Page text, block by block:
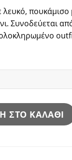
λευκό,
Συνοδεύεται
ΣΤΟ ΚΑΛΑΘΙ